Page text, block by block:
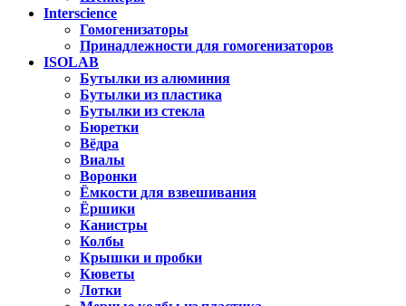
Interscience
Гомогенизаторы
Принадлежности для гомогенизаторов
ISOLAB
Бутылки из алюминия
Бутылки из пластика
Бутылки из стекла
Бюретки
Вёдра
Виалы
Воронки
Ёмкости для взвешивания
Ёршики
Канистры
Колбы
Крышки и пробки
Кюветы
Лотки